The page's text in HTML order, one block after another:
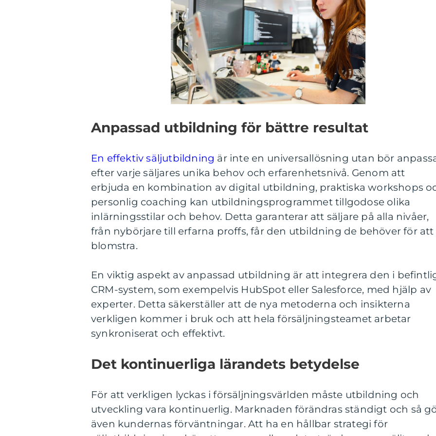
Anpassad utbildning för bättre resultat
En effektiv säljutbildning är inte en universallösning utan bör
efter varje säljares unika behov och erfarenhetsnivå. Genom att
erbjuda en kombination av digital utbildning, praktiska workshops
personlig coaching kan utbildningsprogrammet tillgodose olika
inlärningsstilar och behov. Detta garanterar att säljare på alla nivåer,
från nybörjare till erfarna proffs, får den utbildning de behöver för att
blomstra.
En viktig aspekt av anpassad utbildning är att integrera den i
CRM-system, som exempelvis HubSpot eller Salesforce, med hjälp av
experter. Detta säkerställer att de nya metoderna och insikterna
verkligen kommer i bruk och att hela försäljningsteamet arbetar
synkroniserat och effektivt.
Det kontinuerliga lärandets betydelse
För att verkligen lyckas i försäljningsvärlden måste utbildning och
utveckling vara kontinuerlig. Marknaden förändras ständigt och så
även kundernas förväntningar. Att ha en hållbar strategi för